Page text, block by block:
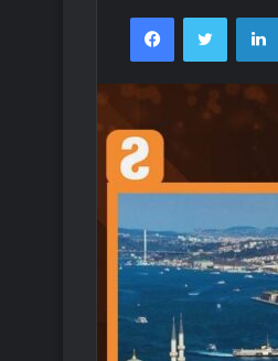
FacebookTwitter